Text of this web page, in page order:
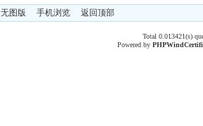
无图版 手机浏览 返回顶部
Total 0.013421(s)
Powered byPHPWind